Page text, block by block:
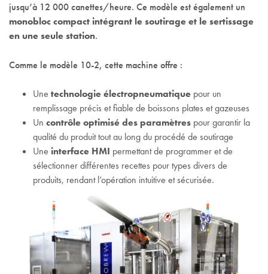
jusqu’à 12 000 canettes/heure. Ce modèle est également un
monobloc compact intégrant le soutirage et le sertissage
en une seule station.
Comme le modèle 10-2, cette machine offre :
Une technologie électropneumatique pour un
remplissage précis et fiable de boissons plates et gazeuses
Un contrôle optimisé des paramètres pour garantir la
qualité du produit tout au long du procédé de soutirage
Une interface HMI permettant de programmer et de
sélectionner différentes recettes pour types divers de
produits, rendant l’opération intuitive et sécurisée.